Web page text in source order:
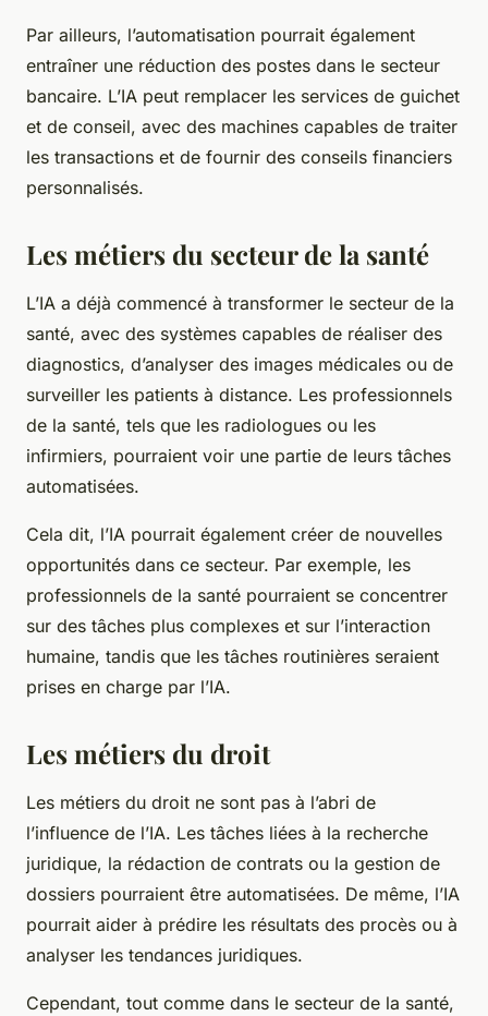
Par ailleurs, l’automatisation pourrait également
entraîner une réduction des postes dans le secteur
bancaire. L’IA peut remplacer les services de guichet
et de conseil, avec des machines capables de traiter
les transactions et de fournir des conseils financiers
personnalisés.
Les métiers du secteur de la santé
L’IA a déjà commencé à transformer le secteur de la
santé, avec des systèmes capables de réaliser des
diagnostics, d’analyser des images médicales ou de
surveiller les patients à distance. Les professionnels
de la santé, tels que les radiologues ou les
infirmiers, pourraient voir une partie de leurs tâches
automatisées.
Cela dit, l’IA pourrait également créer de nouvelles
opportunités dans ce secteur. Par exemple, les
professionnels de la santé pourraient se concentrer
sur des tâches plus complexes et sur l’interaction
humaine, tandis que les tâches routinières seraient
prises en charge par l’IA.
Les métiers du droit
Les métiers du droit ne sont pas à l’abri de
l’influence de l’IA. Les tâches liées à la recherche
juridique, la rédaction de contrats ou la gestion de
dossiers pourraient être automatisées. De même, l’IA
pourrait aider à prédire les résultats des procès ou à
analyser les tendances juridiques.
Cependant, tout comme dans le secteur de la santé,